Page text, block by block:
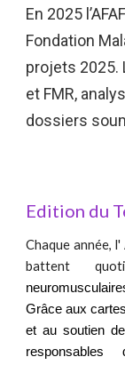
En 2025
Fondation
projets 2025.
et FMR,
dossiers
Edition du
Chaque année, l'
battent
Grâce aux
et au soutien
responsables